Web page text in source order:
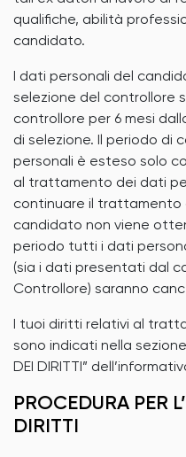
qualifiche, abilità
candidato.
I dati personali del
selezione del controllore
controllore per 6 mesi
di selezione. Il periodo di
personali è esteso solo
al trattamento dei dati
continuare il trattamento
candidato non viene
periodo tutti i dati
(sia i dati presentati dal
Controllore) saranno
I tuoi diritti relativi al
sono indicati nella sezione
DEI DIRITTI”
PROCEDURA PER
DIRITTI